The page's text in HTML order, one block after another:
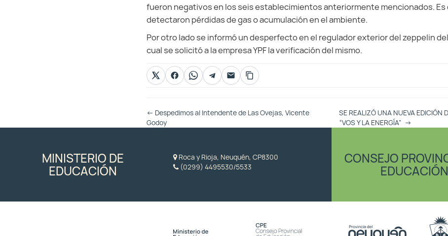
fueron negativos en los seis establecimientos anteriormente mencionados. Es
detectaron pérdidas de gas o acumulación en el ambiente.
Por otro lado se informó un desperfecto en el regulador exterior del zeppelin del
cual se solicitó a la empresa YPF la verificación del mismo.
Otras
Entradas
← Despedimos al Intendente de Las Ovejas, Vicente
Godoy
SE REALIZÓ UNA NUEVA EDICIÓN
“VOS Y LA ENERGÍA” →
MINISTERIO DE
EDUCACIÓN
Roca y Rioja, Neuquén, CP8300
(0299) 4495530/5533
CONSEJO
EDUCACIÓN